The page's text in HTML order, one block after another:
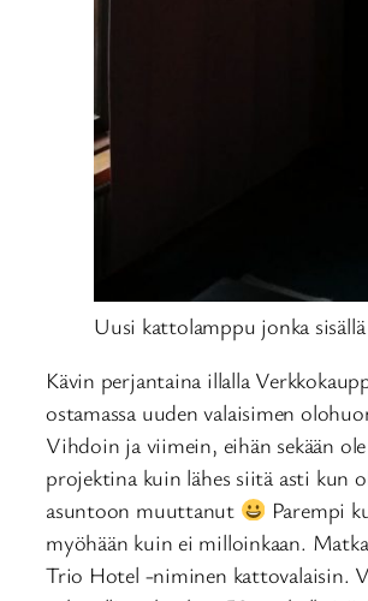
Uusi kattolamppu jonka
Kävin perjantaina illalla
ostamassa uuden valaisimen
Vihdoin ja viimein, eihän sekään
projektina kuin lähes siitä asti kun
asuntoon muuttanut
Parempi
myöhään kuin ei milloinkaan.
Trio Hotel -niminen kattovalaisin.